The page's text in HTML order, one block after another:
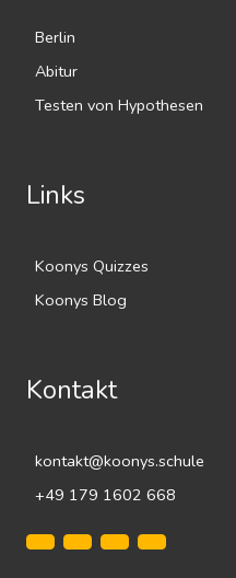
Berlin
Abitur
Testen von Hypothesen
Links
Koonys Quizzes
Koonys Blog
Kontakt
kontakt@koonys.schule
+49 179 1602 668